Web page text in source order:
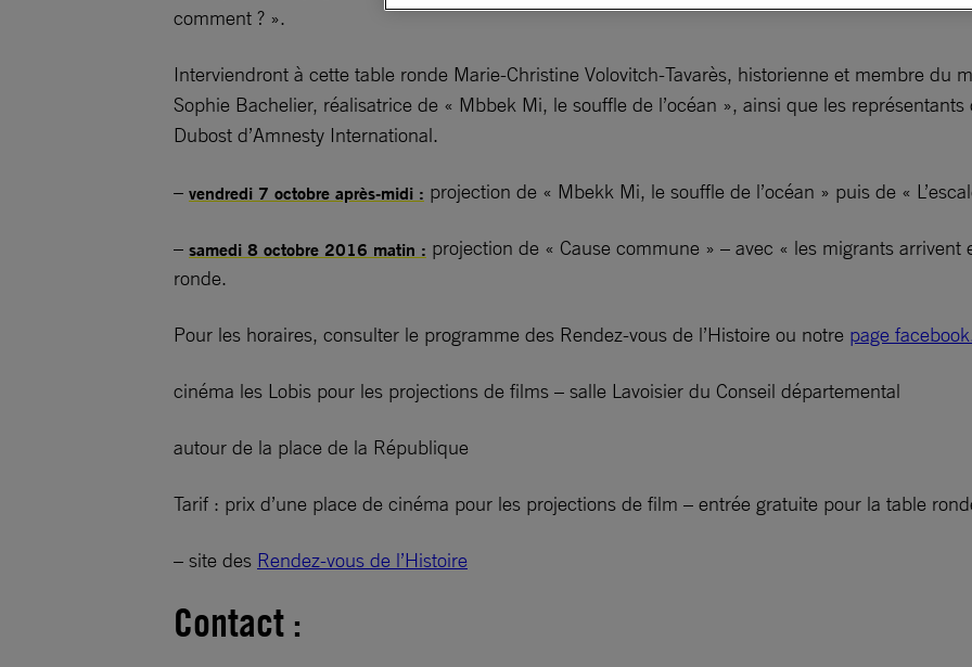
comment ? ».
Interviendront à cette table ronde Marie-Christine Volovitch-Tavarès, historienne et membre du
Sophie Bachelier, réalisatrice de « Mbbek Mi, le souffle de l’océan », ainsi que les représentants
Dubost d’Amnesty International.
– vendredi 7 octobre après-midi : projection de « Mbekk Mi, le souffle de l’océan » puis de «
– samedi 8 octobre 2016 matin : projection de « Cause commune » – avec « les migrants
ronde.
Pour les horaires, consulter le programme des Rendez-vous de l’Histoire ou notre page
cinéma les Lobis pour les projections de films – salle Lavoisier du Conseil départemental
autour de la place de la République
Tarif : prix d’une place de cinéma pour les projections de film – entrée gratuite pour la table
– site des Rendez-vous de l’Histoire
Contact :